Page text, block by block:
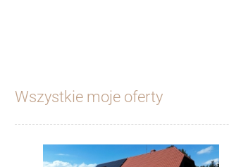
Wszystkie moje oferty